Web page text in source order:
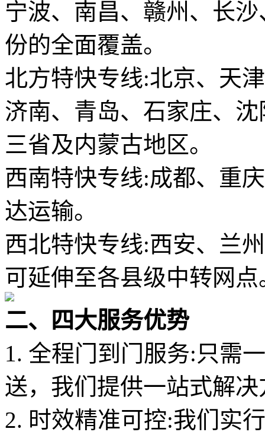
宁波、南昌、赣州、长
份的全面覆盖。
北方特快专线:北京、天
济南、青岛、石家庄、
三省及内蒙古地区。
西南特快专线:成都、重
达运输。
西北特快专线:西安、兰
可延伸至各县级中转网点
二、四大服务优势
1. 全程门到门服务:只需
送，我们提供一站式解
2. 时效精准可控:我们实